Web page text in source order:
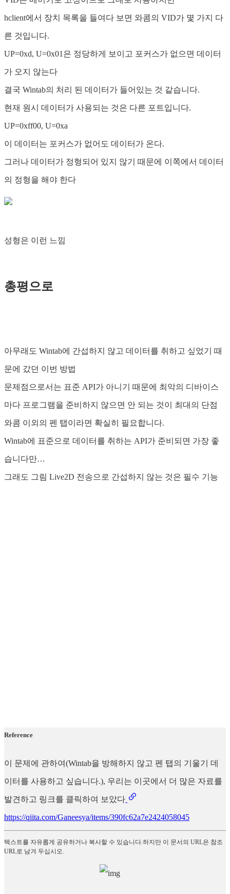
hclient에서 장치 목록을 들여다 보면 와콤의 VID가 몇 가지 다
른 것입니다.
UP=0xd, U=0x01은 정당하게 보이고 포커스가 없으면 데이터
가 오지 않는다
결국 Wintab의 처리 된 데이터가 들어있는 것 같습니다.
현재 원시 데이터가 사용되는 것은 다른 포트입니다.
UP=0xff00, U=0xa
이 데이터는 포커스가 없어도 데이터가 온다.
그러나 데이터가 정형되어 있지 않기 때문에 이쪽에서 데이터
의 정형을 해야 한다
성형은 이런 느낌
총평으로
아무래도 Wintab에 간섭하지 않고 데이터를 취하고 싶었기 때
문에 갔던 이번 방법
문제점으로서는 표준 API가 아니기 때문에 최악의 디바이스
마다 프로그램을 준비하지 않으면 안 되는 것이 최대의 단점
와콤 이외의 펜 탭이라면 확실히 필요합니다.
Wintab에 표준으로 데이터를 취하는 API가 준비되면 가장 좋
습니다만…
그래도 그림 Live2D 전송으로 간섭하지 않는 것은 필수 기능
Reference
이 문제에 관하여(Wintab을 방해하지 않고 펜 탭의 기울기 데
이터를 사용하고 싶습니다.), 우리는 이곳에서 더 많은 자료를
발견하고 링크를 클릭하여 보았다
https://qiita.com/Ganeesya/items/390fc62a7e2424058045
텍스트를 자유롭게 공유하거나 복사할 수 있습니다.하지만 이 문서의 URL은 참조
URL로 남겨 두십시오.